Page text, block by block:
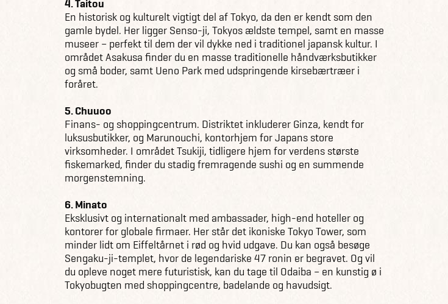
4. Taitou
En historisk og kulturelt vigtigt del af Tokyo, da den er kendt som den
gamle bydel. Her ligger Senso-ji, Tokyos ældste tempel, samt en masse
museer – perfekt til dem der vil dykke ned i traditionel japansk kultur. I
området Asakusa finder du en masse traditionelle håndværksbutikker
og små boder, samt Ueno Park med udspringende kirsebærtræer i
foråret.
5. Chuuoo
Finans- og shoppingcentrum. Distriktet inkluderer Ginza, kendt for
luksusbutikker, og Marunouchi, kontorhjem for Japans store
virksomheder. I området Tsukiji, tidligere hjem for verdens største
fiskemarked, finder du stadig fremragende sushi og en summende
morgenstemning.
6. Minato
Eksklusivt og internationalt med ambassader, high-end hoteller og
kontorer for globale firmaer. Her står det ikoniske Tokyo Tower, som
minder lidt om Eiffeltårnet i rød og hvid udgave. Du kan også besøge
Sengaku-ji-templet, hvor de legendariske 47 ronin er begravet. Og vil
du opleve noget mere futuristisk, kan du tage til Odaiba – en kunstig ø i
Tokyobugten med shoppingcentre, badelande og havudsigt.